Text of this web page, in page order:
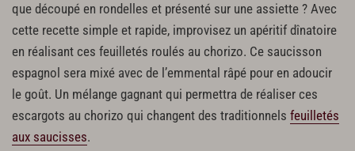
que découpé en rondelles et présenté sur une assiette ? Avec
cette recette simple et rapide, improvisez un apéritif dînatoire
en réalisant ces feuilletés roulés au chorizo. Ce saucisson
espagnol sera mixé avec de l’emmental râpé pour en adoucir
le goût. Un mélange gagnant qui permettra de réaliser ces
escargots au chorizo qui changent des traditionnels feuilletés
aux saucisses.